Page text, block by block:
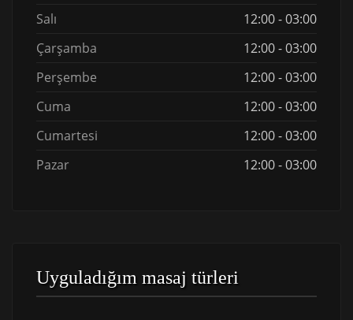
Salı
12:00 - 03:00
Çarşamba
12:00 - 03:00
Perşembe
12:00 - 03:00
Cuma
12:00 - 03:00
Cumartesi
12:00 - 03:00
Pazar
12:00 - 03:00
Uyguladığım masaj türleri